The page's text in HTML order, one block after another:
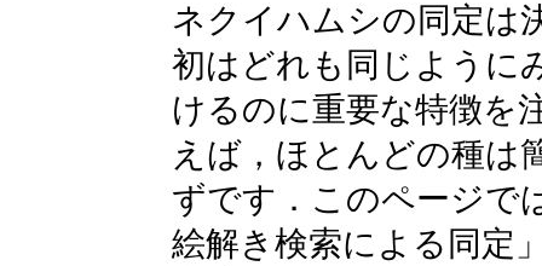
ネクイハムシの同定は
初はどれも同じように
けるのに重要な特徴を
えば，ほとんどの種は
ずです．このページで
絵解き検索による同定